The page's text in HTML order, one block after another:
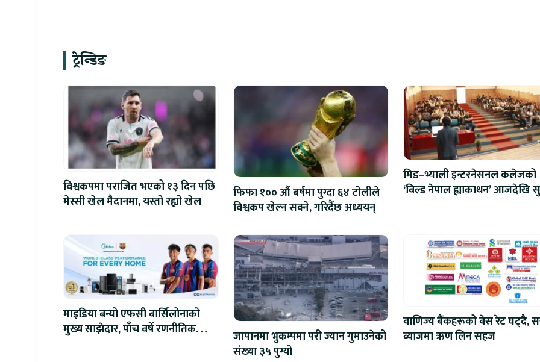
ट्रेन्डिङ
विश्वकपमा पराजित भएको १३ दिन पछि
मेस्सी खेल मैदानमा, यस्तो रह्यो खेल
फिफा १०० औं बर्षमा पुग्दा ६४ टोलीले
विश्वकप खेल्न सक्ने, गरिदैँछ अध्ययन्
मिड–भ्याली इन्टरनेसनल कलेजको
‘बिल्ड नेपाल ह्याकाथन’ आजदेखि
माइडिया बन्यो एफसी बार्सिलोनाको
मुख्य साझेदार, पाँच वर्षे रणनीतिक
जापानमा भुकम्पमा परी ज्यान गुमाउनेको
संख्या ३५ पुग्यो
वाणिज्य बैंकहरूको बेस रेट घट्दै,
ब्याजमा ऋण लिन सहज